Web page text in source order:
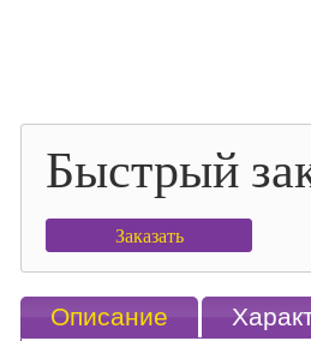
Быстрый
Заказать
Описание